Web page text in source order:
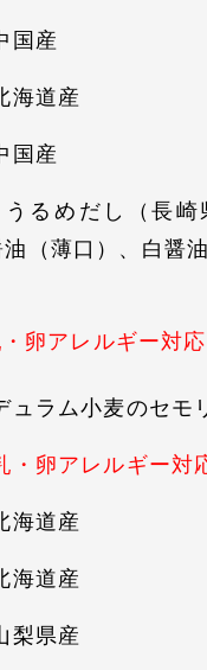
産
産
し（長崎県
油（薄口）、白醤
卵アレルギー対応
ム小麦のセモ
・卵アレルギー対
道産
産
産